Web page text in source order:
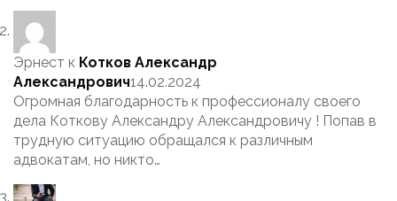
Эрнест к Котков Александр
Александрович14.02.2024
Огромная благодарность к профессионалу своего
дела Коткову Александру Александровичу ! Попав в
трудную ситуацию обращался к различным
адвокатам, но никто…